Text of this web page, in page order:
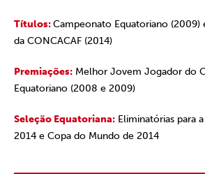
Títulos:Campeonato Equatoriano (2009)
da CONCACAF (2014)
Premiações: Melhor Jovem Jogador do
Equatoriano (2008 e 2009)
Seleção Equatoriana: Eliminatórias para
2014 e Copa do Mundo de 2014